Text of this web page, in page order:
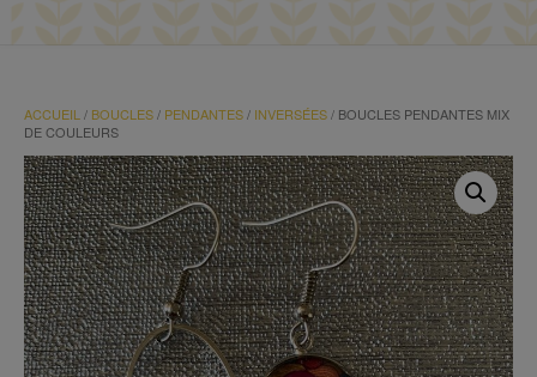
ACCUEIL / BOUCLES/ PENDANTES/ INVERSÉES/ BOUCLES PENDANTES MIX
DE COULEURS